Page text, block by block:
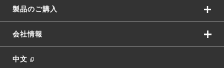
製品のご購入
会社情報
中文